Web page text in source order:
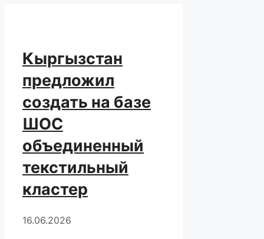
Кыргызстан
предложил
создать на базе
ШОС
объединенный
текстильный
кластер
16.06.2026